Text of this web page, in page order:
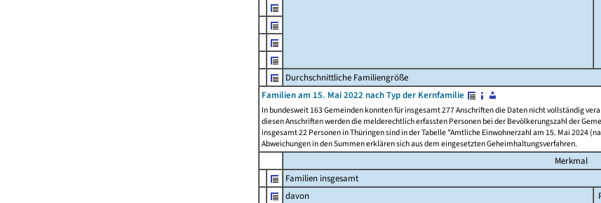
Durchschnittliche Familiengröße
Familien am 15. Mai 2022 nach Typ der Kernfamilie
In bundesweit 163 Gemeinden konnten für insgesamt 277 Anschriften die Daten nicht vollständig
diesen Anschriften werden die melderechtlich erfassten Personen bei der Bevölkerungszahl der
insgesamt 22 Personen in Thüringen sind in der Tabelle "Amtliche Einwohnerzahl am 15. Mai 2024
Abweichungen in den Summen erklären sich aus dem eingesetzten Geheimhaltungsverfahren.
Merkmal
Familien insgesamt
davon